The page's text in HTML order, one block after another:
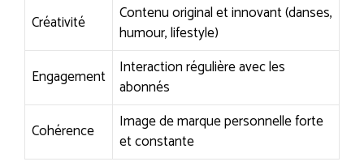
Créativité
Contenu original et innovant (danses,
humour, lifestyle)
Engagement
Interaction régulière avec les
abonnés
Cohérence
Image de marque personnelle forte
et constante